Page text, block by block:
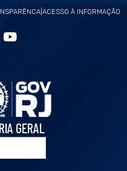
| ACESSO À INFORMAÇÃO
GERAL